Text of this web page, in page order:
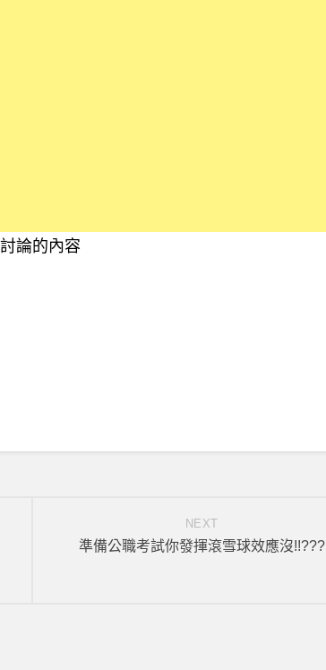
論的內容
NEXT
準備公職考試你發揮滾雪球效應沒!!???